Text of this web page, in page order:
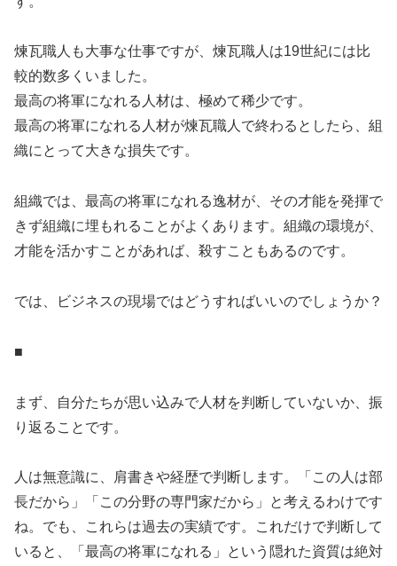
煉瓦職人も大事な仕事ですが、煉瓦職人は19世紀には比
較的数多くいました。
最高の将軍になれる人材は、極めて稀少です。
最高の将軍になれる人材が煉瓦職人で終わるとしたら、組
織にとって大きな損失です。
組織では、最高の将軍になれる逸材が、その才能を発揮で
きず組織に埋もれることがよくあります。組織の環境が、
才能を活かすことがあれば、殺すこともあるのです。
では、ビジネスの現場ではどうすればいいのでしょうか？
■
まず、自分たちが思い込みで人材を判断していないか、振
り返ることです。
人は無意識に、肩書きや経歴で判断します。「この人は部
長だから」「この分野の専門家だから」と考えるわけです
ね。でも、これらは過去の実績です。これだけで判断して
いると、「最高の将軍になれる」という隠れた資質は絶対